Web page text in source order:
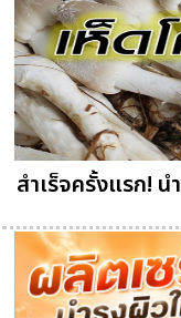
สำเร็จครั้งแรก! น